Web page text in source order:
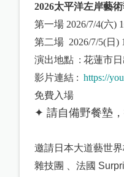
2026太平洋左岸藝
第一場 2026/7/4(六)
第二場 2026/7/5(日)
演出地點 : 花蓮市
影片連結 : https://
免費入場
✦ 請自備野餐墊
邀請日本大道藝世
雜技團
、法國